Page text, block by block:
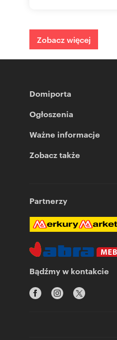
Zobacz więcej
Domiporta
Ogłoszenia
Ważne informacje
Zobacz także
Partnerzy
Bądźmy w kontakcie